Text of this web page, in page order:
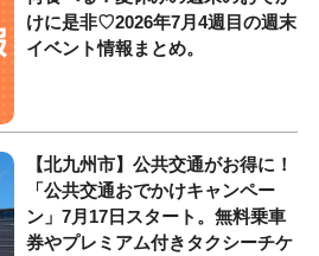
けに是非♡2026年7月4週目の週末
イベント情報まとめ。
【北九州市】公共交通がお得に！
「公共交通おでかけキャンペー
ン」7月17日スタート。無料乗車
券やプレミアム付きタクシーチケ